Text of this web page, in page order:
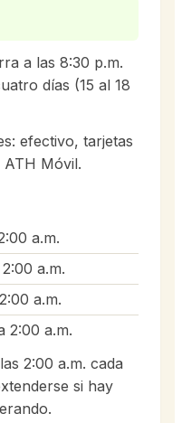
a las 8:30 p.m.
días (15 al 18
efectivo, tarjetas
Móvil.
a.m.
a.m.
a.m.
2:00 a.m.
2:00 a.m. cada
si hay